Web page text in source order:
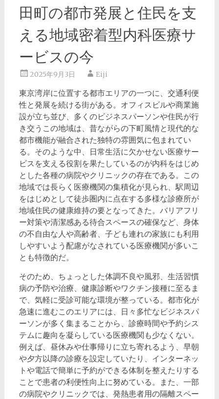
田町の都市発展と住民を支
える地域密着型内科医療サ
ービスの今
2025年9月3日 Eiji
東京湾岸に位置する都市エリアの一つに、交通利便
性と発展を続ける街がある。 オフィスビルや商業施
設が立ち並び、多くのビジネスパーソンや住民が行
き交うこの地域は、昔ながらの下町風情と現代的な
都市機能が融合された独特の雰囲気に包まれてい
る。そのような中、日常生活に欠かせない医療サー
ビスを支える役割を果たしているのが内科をはじめ
とした各種の病院やクリニックの存在である。この
地域では長らく医療機関の集積化が見られ、駅周辺
をはじめとして徒歩圏内に点在する多様な診療所が
地域住民の健康維持の要となってきた。バリアフリ
ー対策や清潔感ある待合スペースの確保など、身体
の不自由な人や高齢者、子ども連れの家族にも利用
しやすいよう配慮がなされている医療機関が多いこ
とも特徴的だ。
そのため、ちょっとした体調不良や風邪、生活習慣
病の予防や治療、健康診断やワクチン接種に至るま
で、気軽に受診可能な環境が整っている。都市化が
急速に進むこのエリアには、日々多忙なビジネスパ
ーソンが多く集まることから、診療時間や予約シス
テムに趣向を凝らしている医療機関も少なくない。
例えば、昼休みや仕事帰りに立ち寄れるよう、早朝
や夕方以降の診療を設定していたり、インターネッ
トや電話で簡単に予約ができる体制を整えたりする
ことで患者の利便性向上に努めている。また、一部
の病院やクリニックでは、発熱患者用の隔離スペー